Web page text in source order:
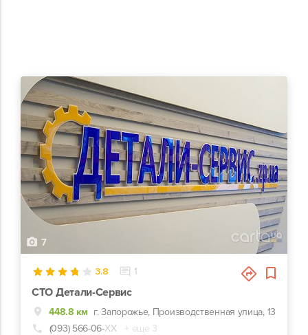
7
3.8 1
СТО Детали-Сервис
448.8 км г. Запорожье, Производственная улица, 13
(093) 566-06-ХХ
+ еще 3